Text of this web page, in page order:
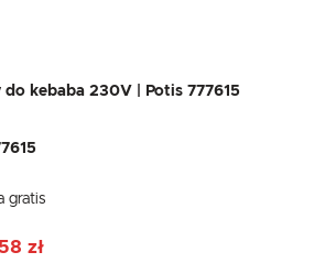
do kebaba 230V | Potis 777615
gratis
zł